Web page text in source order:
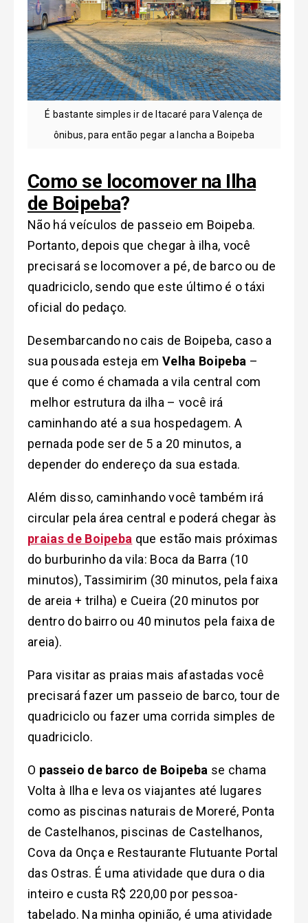
É bastante simples ir de Itacaré para Valença de
ônibus, para então pegar a lancha a Boipeba
Como se locomover na Ilha
de Boipeba?
Não há veículos de passeio em Boipeba.
Portanto, depois que chegar à ilha, você
precisará se locomover a pé, de barco ou de
quadriciclo, sendo que este último é o táxi
oficial do pedaço.
Desembarcando no cais de Boipeba, caso a
sua pousada esteja emVelha Boipeba –
que é como é chamada a vila central com
melhor estrutura da ilha – você irá
caminhando até a sua hospedagem. A
pernada pode ser de 5 a 20 minutos, a
depender do endereço da sua estada.
Além disso, caminhando você também irá
circular pela área central e poderá chegar às
praias de Boipeba que estão mais próximas
do burburinho da vila: Boca da Barra (10
minutos), Tassimirim (30 minutos, pela faixa
de areia + trilha) e Cueira (20 minutos por
dentro do bairro ou 40 minutos pela faixa de
areia).
Para visitar as praias mais afastadas você
precisará fazer um passeio de barco, tour de
quadriciclo ou fazer uma corrida simples de
quadriciclo.
O passeio de barco de Boipeba se chama
Volta à Ilha e leva os viajantes até lugares
como as piscinas naturais de Moreré, Ponta
de Castelhanos, piscinas de Castelhanos,
Cova da Onça e Restaurante Flutuante Portal
das Ostras. É uma atividade que dura o dia
inteiro e custa R$ 220,00 por pessoa-
tabelado. Na minha opinião, é uma atividade